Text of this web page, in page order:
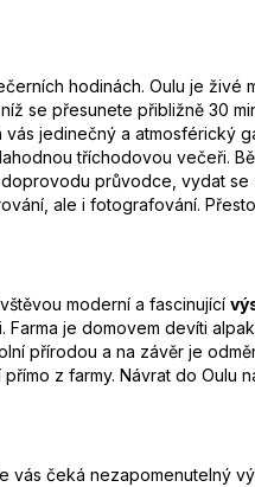
hodinách. Oulu je
se přesunete přibližně 30
vás jedinečný a
tříchodovou večeři.
průvodce, vydat se
ale i fotografování.
moderní a fascinující
Farma je domovem devíti
přírodou a na závěr je
z farmy. Návrat do
vás čeká nezapomenutelný